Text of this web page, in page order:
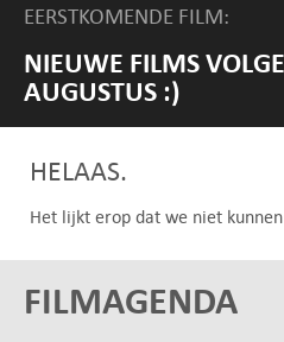
EERSTKOMENDE FILM:
NIEUWE FILMS
AUGUSTUS :)
HELAAS.
Het lijkt erop dat we niet
FILMAGENDA